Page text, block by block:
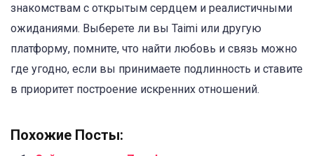
знакомствам с открытым сердцем и реалистичными
ожиданиями. Выберете ли вы Taimi или другую
платформу, помните, что найти любовь и связь можно
где угодно, если вы принимаете подлинность и ставите
в приоритет построение искренних отношений.
Похожие Посты: